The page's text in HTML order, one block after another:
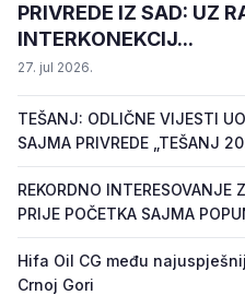
PRIVREDE IZ SAD: UZ
INTERKONEKCIJ...
27. jul 2026.
TEŠANJ: ODLIČNE VIJESTI
SAJMA PRIVREDE „TEŠANJ
REKORDNO INTERESOVANJE
PRIJE POČETKA SAJMA
Hifa Oil CG među
Crnoj Gori